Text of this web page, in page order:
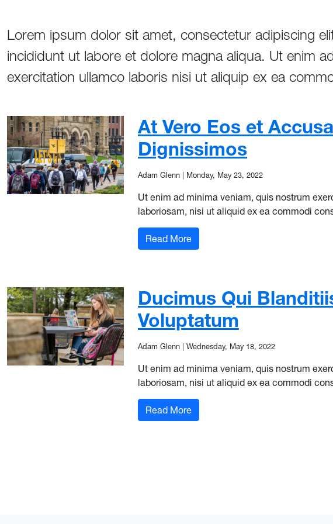
Lorem ipsum dolor sit amet, consectetur adipiscing
incididunt ut labore et dolore magna aliqua. Ut enim
exercitation ullamco laboris nisi ut aliquip ex ea
At Vero Eos et
Dignissimos
Adam Glenn Monday, May 23, 2022
Ut enim ad minima veniam, quis nostrum
laboriosam, nisi ut aliquid ex ea commodi
Read More: At Vero Eos et Accusamus et
Ducimus Qui
Voluptatum
Adam Glenn Wednesday, May 18, 2022
Ut enim ad minima veniam, quis nostrum
laboriosam, nisi ut aliquid ex ea commodi
Read More: Ducimus Qui Blanditiis